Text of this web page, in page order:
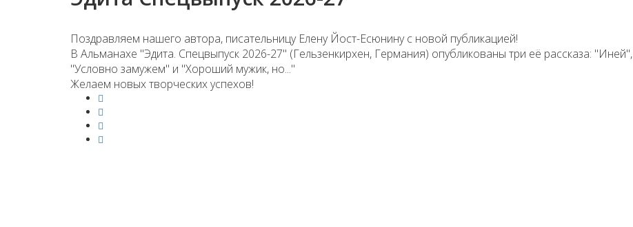
Поздравляем нашего автора, писательницу Елену Йост-Есюнину с новой публикацией!
В Альманахе "Эдита. Спецвыпуск 2026-27" (Гельзенкирхен, Германия) опубликованы три её рассказа: "Иней",
"Условно замужем" и "Хороший мужик, но..."
Желаем новых творческих успехов!